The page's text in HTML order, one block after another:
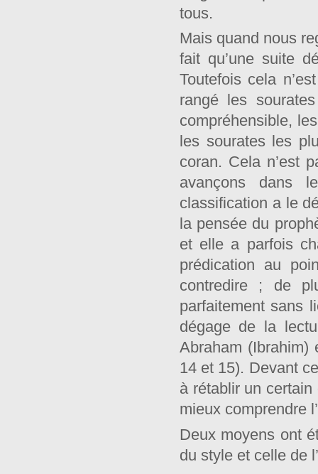
tous.
Mais quand nous
fait qu’une suite
Toutefois cela
rangé les
compréhensible,
les sourates les
coran. Cela n’est
avançons dans
classification a le
la pensée du
et elle a parfois
prédication au
contredire ; de
parfaitement sans
dégage de la
Abraham (Ibrahim)
14 et 15). Devant
à rétablir un certain
mieux comprendre
Deux moyens ont
du style et celle de